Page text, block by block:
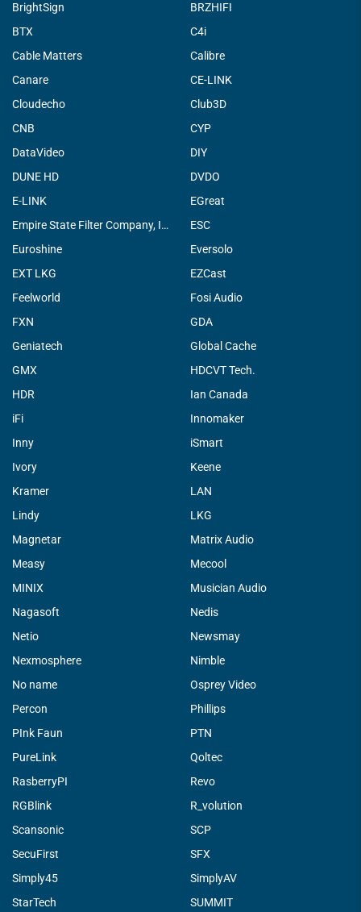
BrightSign
BRZHIFI
BTX
C4i
Cable Matters
Calibre
Canare
CE-LINK
Cloudecho
Club3D
CNB
CYP
DataVideo
DIY
DUNE HD
DVDO
E-LINK
EGreat
Empire State Filter Company, INC.
ESC
Euroshine
Eversolo
EXT LKG
EZCast
Feelworld
Fosi Audio
FXN
GDA
Geniatech
Global Cache
GMX
HDCVT Tech.
HDR
Ian Canada
iFi
Innomaker
Inny
iSmart
Ivory
Keene
Kramer
LAN
Lindy
LKG
Magnetar
Matrix Audio
Measy
Mecool
MINIX
Musician Audio
Nagasoft
Nedis
Netio
Newsmay
Nexmosphere
Nimble
No name
Osprey Video
Percon
Phillips
PInk Faun
PTN
PureLink
Qoltec
RasberryPI
Revo
RGBlink
R_volution
Scansonic
SCP
SecuFirst
SFX
Simply45
SimplyAV
StarTech
SUMMIT